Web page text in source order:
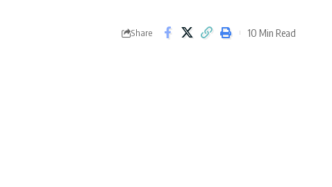
Share 10 Min Read